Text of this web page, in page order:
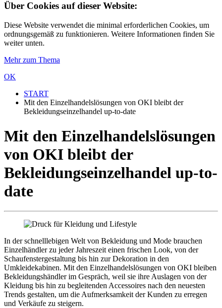
Über Cookies auf dieser Website:
Diese Website verwendet die minimal erforderlichen Cookies, um
ordnungsgemäß zu funktionieren. Weitere Informationen finden Sie
weiter unten.
Mehr zum Thema
OK
START
Mit den Einzelhandelslösungen von OKI bleibt der
Bekleidungseinzelhandel up-to-date
Mit den Einzelhandelslösungen
von OKI bleibt der
Bekleidungseinzelhandel up-to-
date
In der schnelllebigen Welt von Bekleidung und Mode brauchen
Einzelhändler zu jeder Jahreszeit einen frischen Look, von der
Schaufenstergestaltung bis hin zur Dekoration in den
Umkleidekabinen. Mit den Einzelhandelslösungen von OKI bleiben
Bekleidungshändler im Gespräch, weil sie ihre Auslagen von der
Kleidung bis hin zu begleitenden Accessoires nach den neuesten
Trends gestalten, um die Aufmerksamkeit der Kunden zu erregen
und Verkäufe zu steigern.